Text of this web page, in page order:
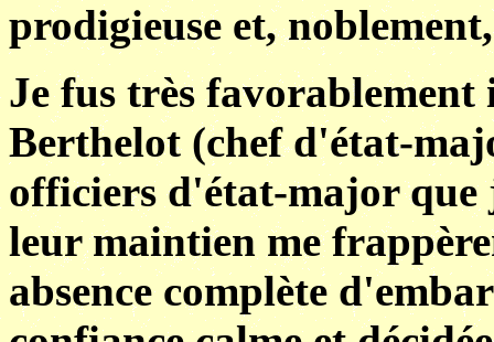
prodigieuse et,
Je fus très favorablement
Berthelot (chef d'état-
officiers d'état-major
leur maintien me
absence complète